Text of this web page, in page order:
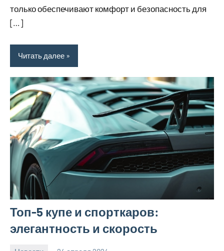
только обеспечивают комфорт и безопасность для
[…]
Читать далее
Топ-5 купе и спорткаров:
элегантность и скорость